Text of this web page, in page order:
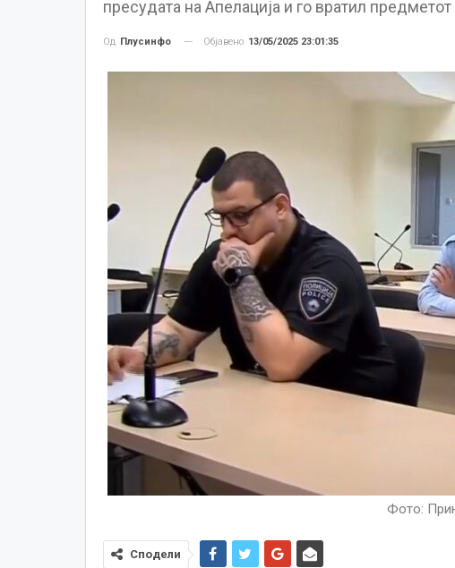
пресудата на Апелација и го вратил
Од Плусинфо Објавено 13/05/2025 23:01:35
Фото:
Сподели